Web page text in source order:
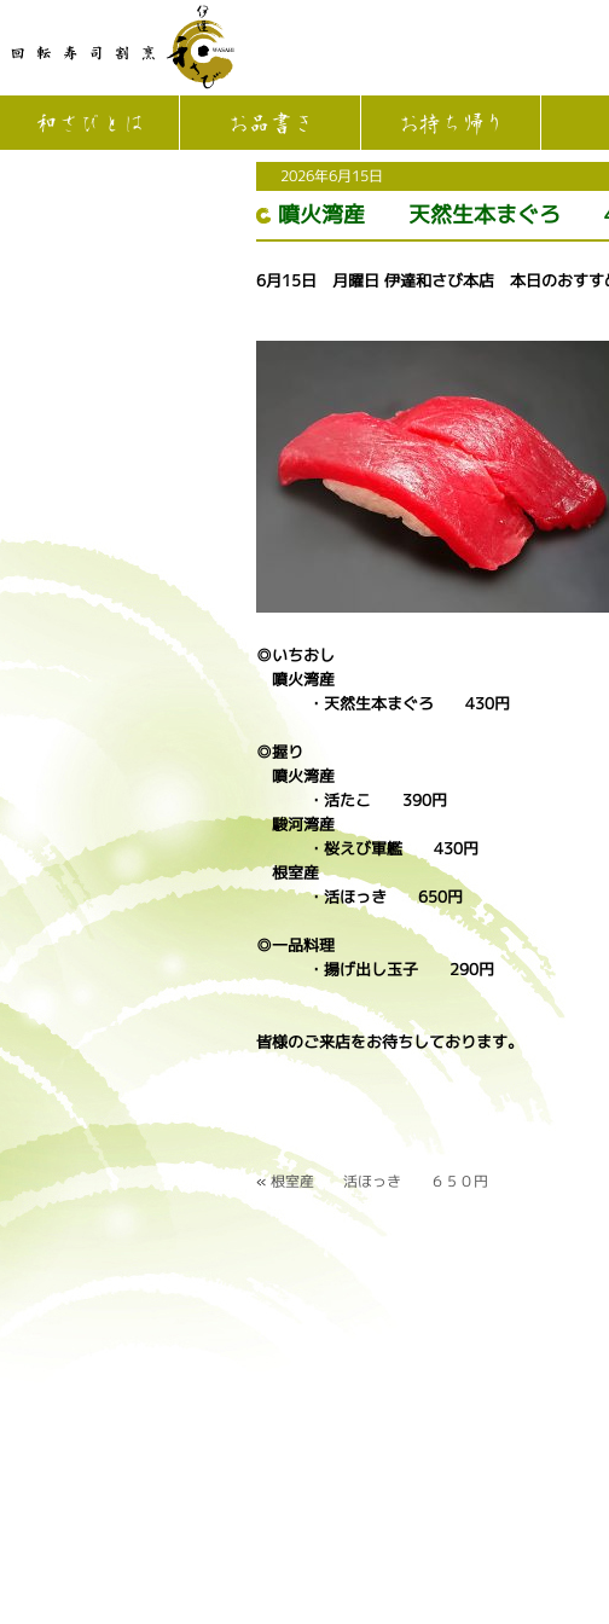
和さびとは お品書き お持ち帰り
2026年6月15日
噴火湾産 天然生本まぐろ
6月15日 月曜日 伊達和さび本店 本日のおすす
◎いちおし
噴火湾産
・天然生本まぐろ 430円
◎握り
噴火湾産
・活たこ 390円
駿河湾産
・桜えび軍艦 430円
根室産
・活ほっき 650円
◎一品料理
・揚げ出し玉子 290円
皆様のご来店をお待ちしております。
«根室産 活ほっき ６５０円